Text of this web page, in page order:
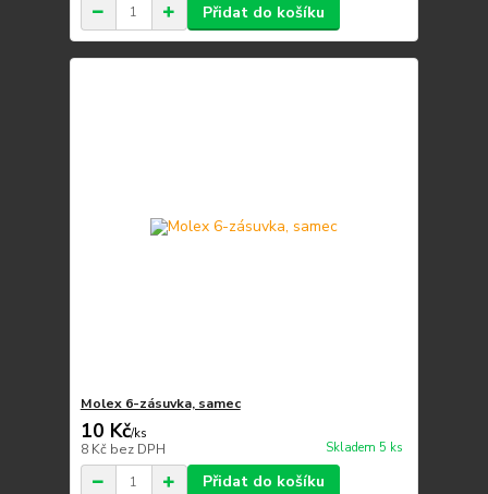
Přidat do košíku
Molex 6-zásuvka, samec
10 Kč/ks
8 Kč bez DPH Skladem 5 ks
Přidat do košíku